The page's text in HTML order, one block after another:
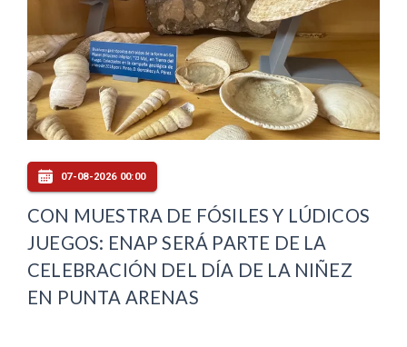
07-08-2026 00:00
CON MUESTRA DE FÓSILES Y LÚDICOS
JUEGOS: ENAP SERÁ PARTE DE LA
CELEBRACIÓN DEL DÍA DE LA NIÑEZ
EN PUNTA ARENAS